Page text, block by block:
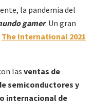
la pandemia del
gamer. Un gran
The International 2021
las ventas de
semiconductores y
internacional de